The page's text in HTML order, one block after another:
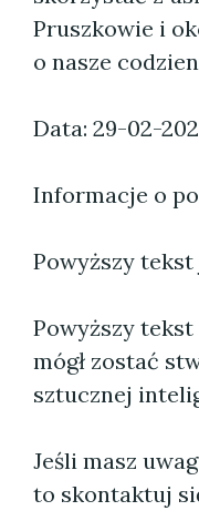
Pruszkowie i
o nasze
Data: 29-02-
Informacje o
Powyższy
Powyższy tekst
mógł zostać
sztucznej
Jeśli masz
to skontaktuj